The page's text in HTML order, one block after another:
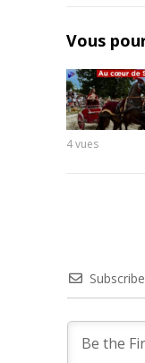
Vous
4vues
Subscribe